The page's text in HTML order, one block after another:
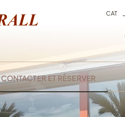
CAT
CONTACTER ET RÈSERVER